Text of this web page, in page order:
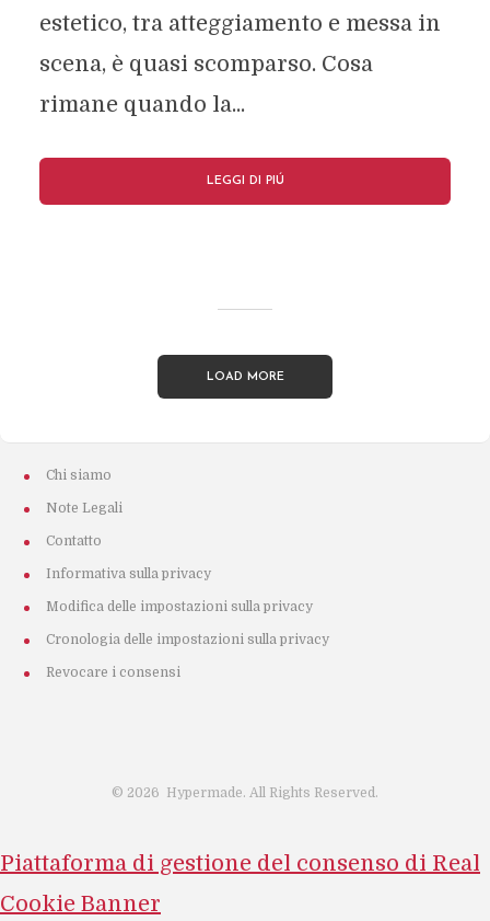
estetico, tra atteggiamento e messa in
scena, è quasi scomparso. Cosa
rimane quando la...
LEGGI DI PIÚ
LOAD MORE
Chi siamo
Note Legali
Contatto
Informativa sulla privacy
Modifica delle impostazioni sulla privacy
Cronologia delle impostazioni sulla privacy
Revocare i consensi
© 2026 Hypermade. All Rights Reserved.
Piattaforma di gestione del consenso di Real
Cookie Banner